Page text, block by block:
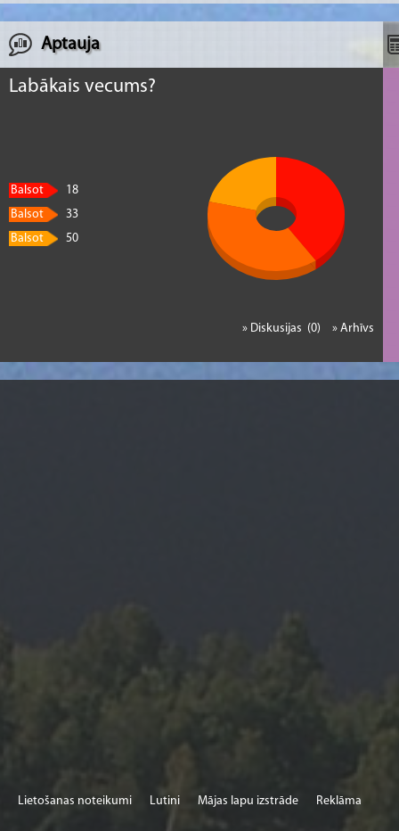
Aptauja
Labākais vecums?
Balsot
18
Balsot
33
Balsot
50
» Arhīvs
» Diskusijas (0)
Lietošanas noteikumi Lutini Mājas lapu izstrāde Reklāma